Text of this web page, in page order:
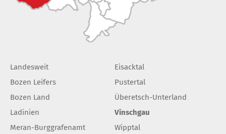
Landesweit
Bozen Leifers
Bozen Land
Ladinien
Meran-Burggrafenamt
Eisacktal
Pustertal
Überetsch-Unterland
Vinschgau
Wipptal